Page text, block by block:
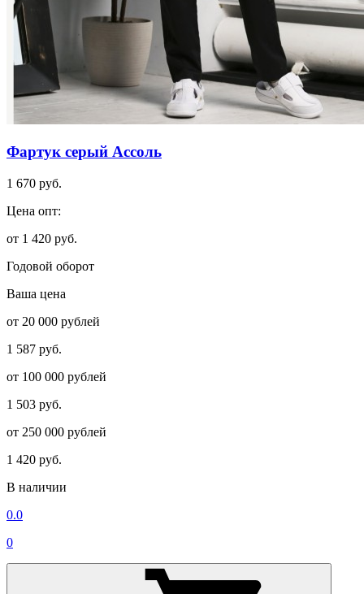
Фартук серый Ассоль
1 670 руб.
Цена опт:
от 1 420 руб.
Годовой оборот
Ваша цена
от 20 000 рублей
1 587 руб.
от 100 000 рублей
1 503 руб.
от 250 000 рублей
1 420 руб.
В наличии
0.0
0